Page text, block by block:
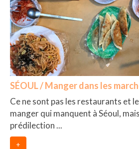
SÉOUL / Manger dans les
Ce ne sont pas les restaurants et
manger qui manquent à Séoul,
prédilection ...
+